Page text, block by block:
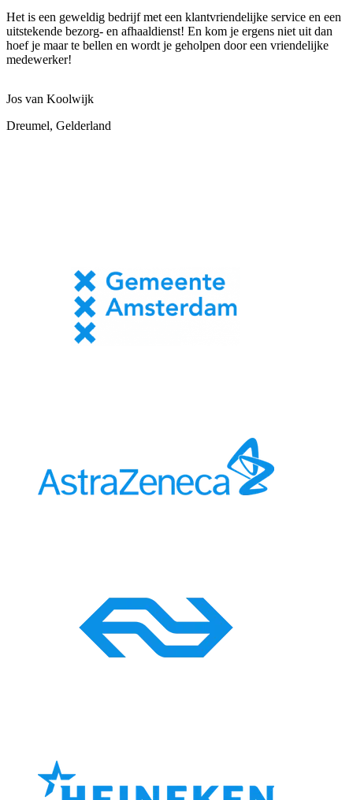
Het is een geweldig bedrijf met een klantvriendelijke service en een
uitstekende bezorg- en afhaaldienst! En kom je ergens niet uit dan
hoef je maar te bellen en wordt je geholpen door een vriendelijke
medewerker!
Jos van Koolwijk
Dreumel, Gelderland